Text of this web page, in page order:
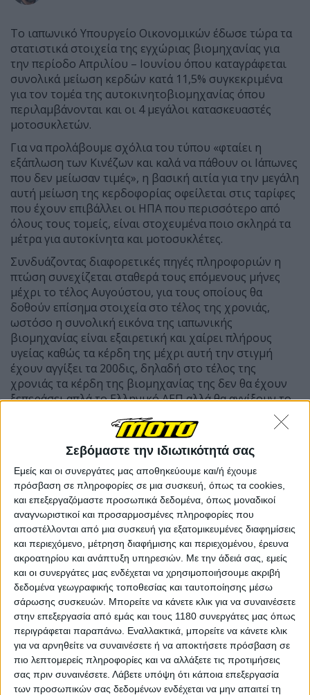
Σεβόμαστε την ιδιωτικότητά σας
Εμείς και οι συνεργάτες μας αποθηκεύουμε και/ή έχουμε
πρόσβαση σε πληροφορίες σε μια συσκευή, όπως τα cookies,
και επεξεργαζόμαστε προσωπικά δεδομένα, όπως μοναδικοί
αναγνωριστικοί και προσαρμοσμένες πληροφορίες που
αποστέλλονται από μια συσκευή για εξατομικευμένες διαφημίσεις
και περιεχόμενο, μέτρηση διαφήμισης και περιεχομένου, έρευνα
ακροατηρίου και ανάπτυξη υπηρεσιών. Με την άδειά σας, εμείς
και οι συνεργάτες μας ενδέχεται να χρησιμοποιήσουμε ακριβή
δεδομένα γεωγραφικής τοποθεσίας και ταυτοποίησης μέσω
σάρωσης συσκευών. Μπορείτε να κάνετε κλικ για να συναινέσετε
στην επεξεργασία από εμάς και τους 1180 συνεργάτες μας όπως
περιγράφεται παραπάνω. Εναλλακτικά, μπορείτε να κάνετε κλικ
για να αρνηθείτε να συναινέσετε ή να αποκτήσετε πρόσβαση σε
πιο λεπτομερείς πληροφορίες και να αλλάξετε τις προτιμήσεις
σας πριν συναινέσετε. Λάβετε υπόψη ότι κάποια επεξεργασία
των προσωπικών σας δεδομένων ενδέχεται να μην απαιτεί τη
Το ιαπωνικό Υπουργείο Οικονομικών έδωσε τώρα τα
στατιστικά στοιχεία της εγχώριας βιομηχανίας για
την περίοδο Απριλίου – Ιουνίου όπου καταγράφεται
συνολικά μείωση κερδών κατά 11,5% συγκεκριμένα
για τον τομέα της αυτοκινητοβιομηχανίας όπου
περιλαμβάνονται και οι 4 μεγάλοι κατασκευαστές
μοτοσυκλετών.
Για να προλάβουμε σχόλια του τύπου «φταίει η
εξάπλωση των Κινέζων και καλά να πάθουν οι Ιάπωνες
που δεν μείωσαν τιμές», η βασική αιτία για την μεγάλη
αυτή μείωση της κερδοφορίας οφείλεται στις ταρίφες
που έχουν επιβάλλει οι ΗΠΑ που περισσότερο από
όλους τους τομείς, είναι στοχευμένα ποιο σκληρά τα
μέτρα για αυτοκίνητα και μοτοσυκλέτες.
Συνδυάζοντας διαφορετικές πηγές πληροφοριών η
πτώση συνεχίζεται σταθερά τους επόμενους μήνες
μέχρι το τέλος Αυγούστου, για τους οποίους θα
δοθούν επίσημα στοιχεία στο τέλος της χρονιάς,
ωστόσο η συνολική εικόνα της ιαπωνικής
βιομηχανίας είναι εξαιρετική και χαίρει πλήρους
υγείας καθώς τα κέρδη της μέχρι αυτή την στιγμή
έχουν αγγίξει τα 200δις, δηλαδή στο τέλος της
χρονιάς τα κέρδη της βιομηχανίας της δεν θα έχουν
ξεπεράσει απλά το Ελληνικό ΑΕΠ αλλά θα αγγίξουν το
σύνολο των χωρών των Βαλκανίων
συμπεριλαμβανομένης της Ρουμανίας που έχει το
υψηλότερο στην ευρύτερη γειτονιά.